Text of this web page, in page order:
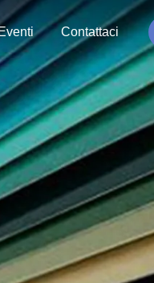
Contattaci